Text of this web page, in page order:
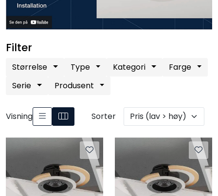
Filter
Størrelse Type Kategori
Farge
Serie
Produsent
Visning Sorter